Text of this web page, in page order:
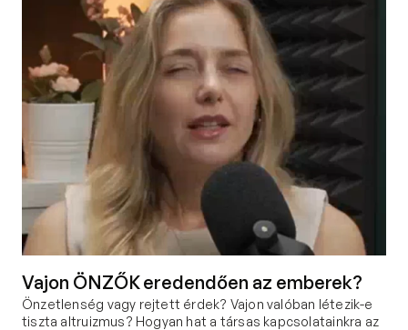
Vajon ÖNZŐK eredendően az emberek?
Önzetlenség vagy rejtett érdek? Vajon valóban létezik-e
tiszta altruizmus? Hogyan hat a társas kapcsolatainkra az